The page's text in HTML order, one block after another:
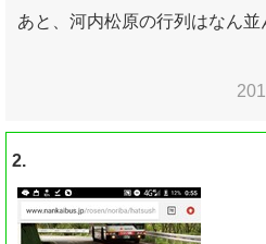
あと、河内松原の行列はなん並
2.